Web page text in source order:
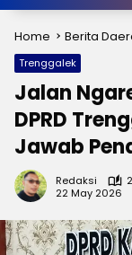
Home Berita
Trenggalek
Jalan
DPRD
Jawab
Redaksi
22 May 2026